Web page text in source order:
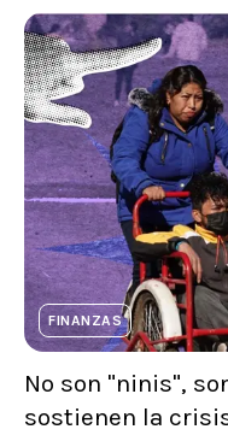
FINANZAS
No son "ninis",
sostienen la